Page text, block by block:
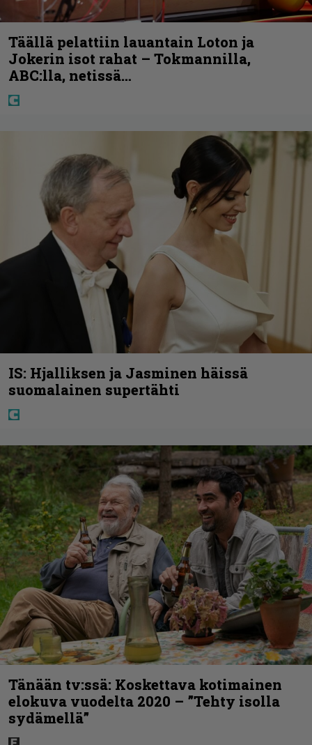
Täällä pelattiin lauantain Loton ja
Jokerin isot rahat – Tokmannilla,
ABC:lla, netissä…
IS: Hjalliksen ja Jasminen häissä
suomalainen supertähti
Tänään tv:ssä: Koskettava kotimainen
elokuva vuodelta 2020 – ”Tehty isolla
sydämellä”